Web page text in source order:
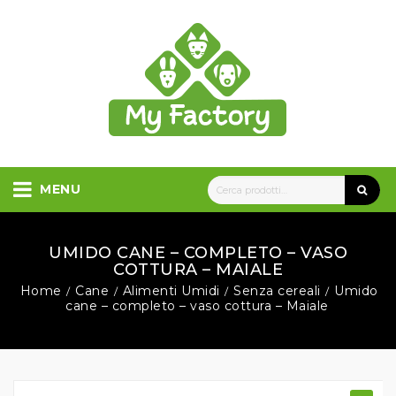
MENU
UMIDO CANE – COMPLETO – VASO
COTTURA – MAIALE
Home / Cane / Alimenti Umidi / Senza cereali / Umido
cane – completo – vaso cottura – Maiale